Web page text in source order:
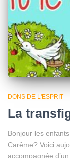
DONS DE L'ESPRIT
La
Bonjour les
Carême? Voici
accompagnée